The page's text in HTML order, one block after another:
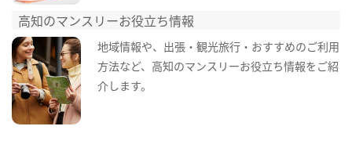
高知のマンスリーお役立ち情報
地域情報や、出張・観光旅行・おすすめのご利用
方法など、高知のマンスリーお役立ち情報をご紹
介します。